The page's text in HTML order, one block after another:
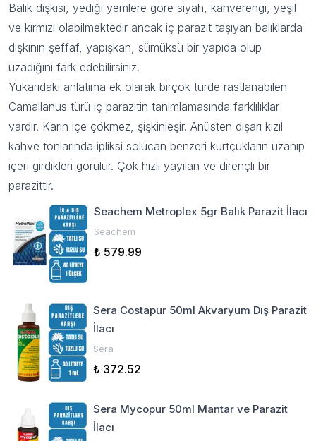
Balık dışkısı, yediği yemlere göre siyah, kahverengi, yeşil
ve kırmızı olabilmektedir ancak iç parazit taşıyan balıklarda
dışkının şeffaf, yapışkan, sümüksü bir yapıda olup
uzadığını fark edebilirsiniz.
Yukarıdaki anlatıma ek olarak birçok türde rastlanabilen
Camallanus türü iç parazitin tanımlamasında farklılıklar
vardır. Karın içe çökmez, şişkinleşir. Anüsten dışarı kızıl
kahve tonlarında ipliksi solucan benzeri kurtçukların uzanıp
içeri girdikleri görülür. Çok hızlı yayılan ve dirençli bir
parazittir.
Seachem Metroplex 5gr Balık Parazit İlacı
Seachem
₺ 579.99
Sera Costapur 50ml Akvaryum Dış Parazit
İlacı
Sera
₺ 372.52
Sera Mycopur 50ml Mantar ve Parazit
İlacı